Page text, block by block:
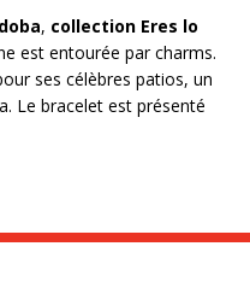
, collection Eres lo
est entourée par charms.
ses célèbres patios, un
Le bracelet est présenté